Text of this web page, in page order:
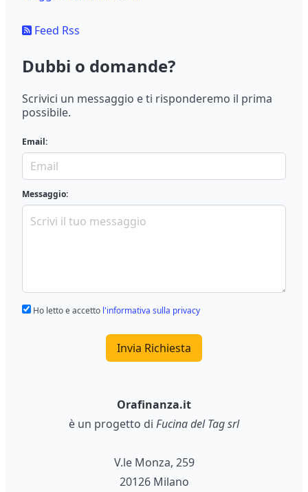
Feed Rss
Dubbi o domande?
Scrivici un messaggio e ti risponderemo il prima
possibile.
Email:
Messaggio:
Ho letto e accetto l'informativa sulla privacy
Invia Richiesta
Orafinanza.it
è un progetto di Fucina del Tag srl
V.le Monza, 259
20126 Milano